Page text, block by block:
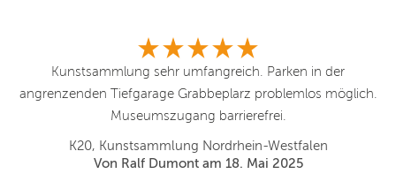
Kunstsammlung sehr umfangreich. Parken in der
angrenzenden Tiefgarage Grabbeplarz problemlos möglich.
Museumszugang barrierefrei.
K20, Kunstsammlung Nordrhein-Westfalen
Von Ralf Dumont am 18. Mai 2025